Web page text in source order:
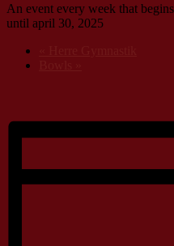
An event every week that
until april 30, 2025